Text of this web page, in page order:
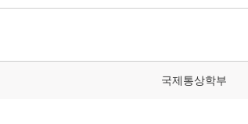
국제통상학부